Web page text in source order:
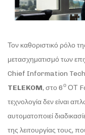
Τον καθοριστικό ρόλο
μετασχηματισμό των
Chief Information
TELEKOM, στο 6ο ΟΤ
τεχνολογία δεν είναι
αυτοματοποιεί
της λειτουργίας τους,